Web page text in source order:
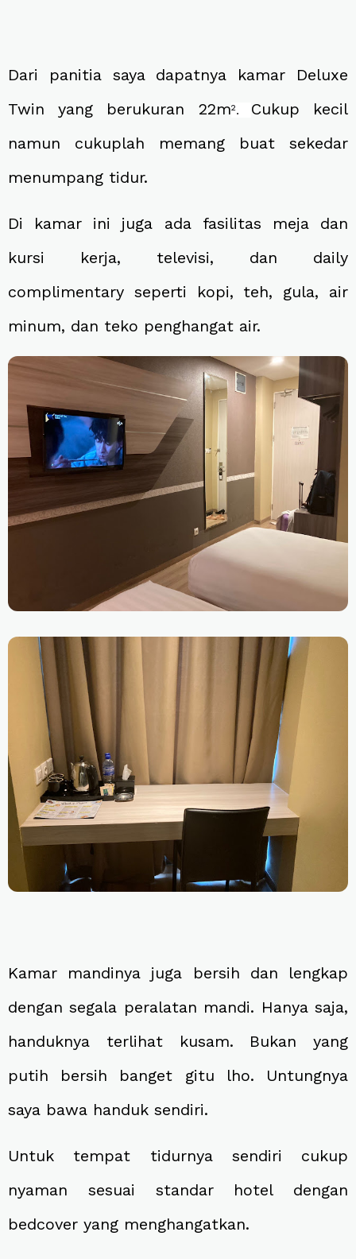
Dari panitia saya dapatnya kamar Deluxe
Twin yang berukuran 22m². Cukup kecil
namun cukuplah memang buat sekedar
menumpang tidur.
Di kamar ini juga ada fasilitas meja dan
kursi kerja, televisi, dan daily
complimentary seperti kopi, teh, gula, air
minum, dan teko penghangat air.
Kamar mandinya juga bersih dan lengkap
dengan segala peralatan mandi. Hanya saja,
handuknya terlihat kusam. Bukan yang
putih bersih banget gitu lho. Untungnya
saya bawa handuk sendiri.
Untuk tempat tidurnya sendiri cukup
nyaman sesuai standar hotel dengan
bedcover yang menghangatkan.